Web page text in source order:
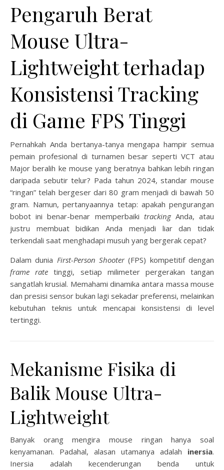
Pengaruh Berat
Mouse Ultra-
Lightweight terhadap
Konsistensi Tracking
di Game FPS Tinggi
Pernahkah Anda bertanya-tanya mengapa hampir semua
pemain profesional di turnamen besar seperti VCT atau
Major beralih ke mouse yang beratnya bahkan lebih ringan
daripada sebutir telur? Pada tahun 2024, standar mouse
“ringan” telah bergeser dari 80 gram menjadi di bawah 50
gram. Namun, pertanyaannya tetap: apakah pengurangan
bobot ini benar-benar memperbaiki trackingAnda, atau
justru membuat bidikan Anda menjadi liar dan tidak
terkendali saat menghadapi musuh yang bergerak cepat?
Dalam dunia First-Person Shooter(FPS) kompetitif dengan
frame rate tinggi, setiap milimeter pergerakan tangan
sangatlah krusial. Memahami dinamika antara massa mouse
dan presisi sensor bukan lagi sekadar preferensi, melainkan
kebutuhan teknis untuk mencapai konsistensi di level
tertinggi.
Mekanisme Fisika di
Balik Mouse Ultra-
Lightweight
Banyak orang mengira mouse ringan hanya soal
kenyamanan. Padahal, alasan utamanya adalah inersia.
Inersia adalah kecenderungan benda untuk